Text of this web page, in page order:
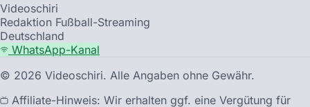
Videoschiri
Redaktion Fußball-Streaming
Deutschland
WhatsApp-Kanal
© 2026 Videoschiri. Alle Angaben ohne Gewähr.
Affiliate-Hinweis: Wir erhalten ggf. eine Vergütung für